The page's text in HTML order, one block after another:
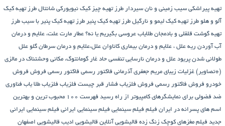
تهیه پیراشكی سيب زمينی و نان سیردار طرز تهیه چیز کیک نیویورکی شانتال طرز تهیه کیک
آلو و هلو طرز تهیه کیک لیمو و نارگیل طرز تهیه کیک پنیر طرز تهیه کیک پنیر با سیب طرز
تهیه گوشت قلقلی و بادمجان طلایاب عروسی بگیریم یا نه؟ عطار مارت علت، علایم و درمان
آب آوردن ریه علل ، علایم و درمان بیماری کاناوان علل،علایم و درمان سرطان گلو علل
طولانی شدن پریود علل و درمان نارسایی تنفسی حاد غار گومانتوگ، مکانی وحشتناک در مالزی
(+تصاویر) غزلیات زیبای مریم جعفری آذرمانی فاکتور رسمی فاکتور رسمی فروش فروش
خودرو فروش فاکتور رسمی فروش فلزیاب فشار قبر چیست فلزیاب فلزیاب طلا یاب فناوری
ضد فضولی برای نمایشگرهای کامپیوتر از راه رسید
فهرست ۱۰۰ محبوب ترین و بهترین
اسم های پسرانه در ایران فیلم فیلم سینمایی فیلم سینمایی ایرانی فیلم سینمایی ایرانی
جدید فیلم مغزهای کوچک زنگ زده قالیشویی آنلاین قالیشویی ادیب قالیشویی اصفهان